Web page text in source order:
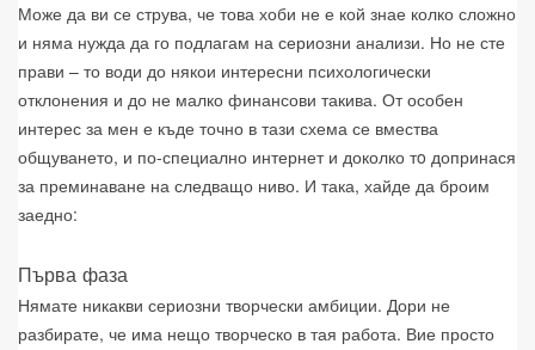
Може да ви се струва, че това хоби не е кой знае колко сложно
и няма нужда да го подлагам на сериозни анализи. Но не сте
прави – то води до някои интересни психологически
отклонения и до не малко финансови такива. От особен
интерес за мен е къде точно в тази схема се вмества
общуването, и по-специално интернет и доколко тo допринася
за преминаване на следващо ниво. И така, хайде да броим
заедно:
Първа фаза
Нямате никакви сериозни творчески амбиции. Дори не
разбирате, че има нещо творческо в тая работа. Вие просто